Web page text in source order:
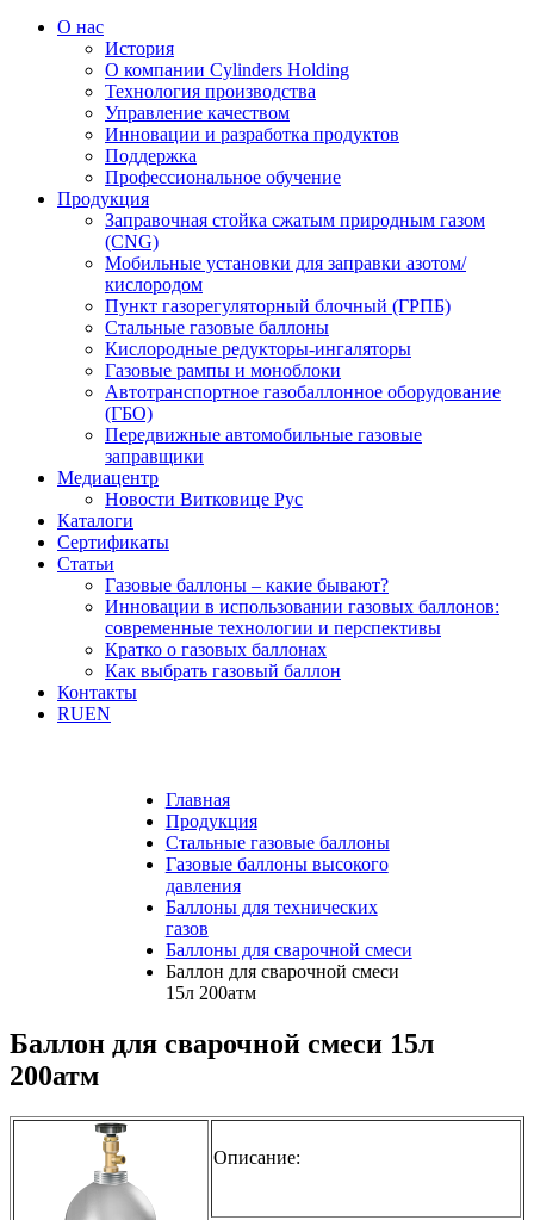
О нас
История
О компании Cylinders Holding
Технология производства
Управление качеством
Инновации и разработка продуктов
Поддержка
Профессиональное обучение
Продукция
Заправочная стойка сжатым природным газом
(CNG)
Мобильные установки для заправки азотом/
кислородом
Пункт газорегуляторный блочный (ГРПБ)
Стальные газовые баллоны
Кислородные редукторы-ингаляторы
Газовые рампы и моноблоки
Автотранспортное газобаллонное оборудование
(ГБО)
Передвижные автомобильные газовые
заправщики
Медиацентр
Новости Витковице Рус
Каталоги
Сертификаты
Статьи
Газовые баллоны – какие бывают?
Инновации в использовании газовых баллонов:
современные технологии и перспективы
Кратко о газовых баллонах
Как выбрать газовый баллон
Контакты
RUEN
Главная
Продукция
Стальные газовые баллоны
Газовые баллоны высокого
давления
Баллоны для технических
газов
Баллоны для сварочной смеси
Баллон для сварочной смеси
15л 200атм
Баллон для сварочной смеси 15л
200атм
Описание: